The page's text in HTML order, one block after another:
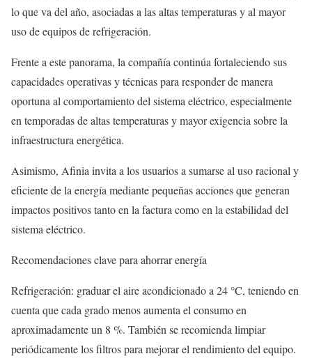
lo que va del año, asociadas a las altas temperaturas y al mayor
uso de equipos de refrigeración.
Frente a este panorama, la compañía continúa fortaleciendo sus
capacidades operativas y técnicas para responder de manera
oportuna al comportamiento del sistema eléctrico, especialmente
en temporadas de altas temperaturas y mayor exigencia sobre la
infraestructura energética.
Asimismo, Afinia invita a los usuarios a sumarse al uso racional y
eficiente de la energía mediante pequeñas acciones que generan
impactos positivos tanto en la factura como en la estabilidad del
sistema eléctrico.
Recomendaciones clave para ahorrar energía
Refrigeración: graduar el aire acondicionado a 24 °C, teniendo en
cuenta que cada grado menos aumenta el consumo en
aproximadamente un 8 %. También se recomienda limpiar
periódicamente los filtros para mejorar el rendimiento del equipo.